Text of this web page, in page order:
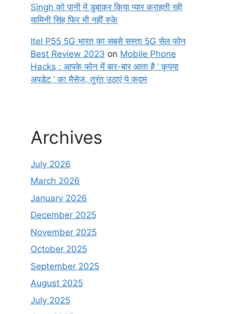
Singh को पानी में डुबाकर किया प्यार कराहती रही
यामिनी सिंह फिर भी नहीं रुके
Itel P55 5G भारत का सबसे सस्ता 5G सेल फोन
Best Review 2023 on Mobile Phone
Hacks : आपके फोन में बार-बार आता है ‘ कृपया
अपडेट ‘ का मैसेज, तुरंत उठाएं ये कदम
Archives
July 2026
March 2026
January 2026
December 2025
November 2025
October 2025
September 2025
August 2025
July 2025